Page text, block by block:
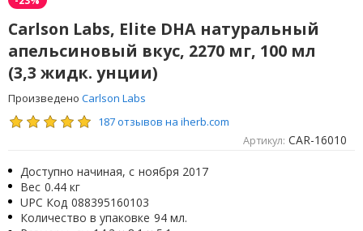
Carlson Labs, Elite DHA натуральный
апельсиновый вкус, 2270 мг, 100 мл
(3,3 жидк. унции)
Произведено Carlson Labs
187 отзывов на iherb.com
Артикул: CAR-16010
Доступно начиная, с ноября 2017
Вес 0.44 кг
UPC Код 088395160103
Количество в упаковке 94 мл.